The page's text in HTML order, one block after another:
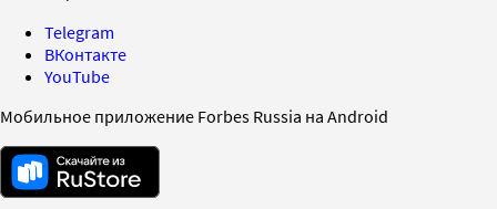
Telegram
ВКонтакте
YouTube
Мобильное приложение Forbes Russia на Android